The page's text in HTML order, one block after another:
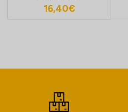
16,40€